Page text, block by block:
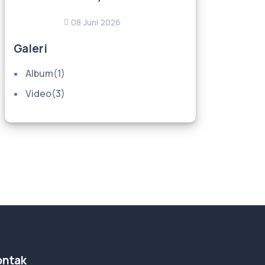
08 Juni 2026
Galeri
Album(1)
Video(3)